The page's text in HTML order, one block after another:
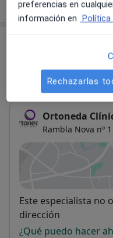
Dirección 1
Ortoneda
Rambla Nova nº
Disponibilidad
Este especialista no
dirección
¿Qué puedo hacer
preferencias en
información en Política
Rechazarlas